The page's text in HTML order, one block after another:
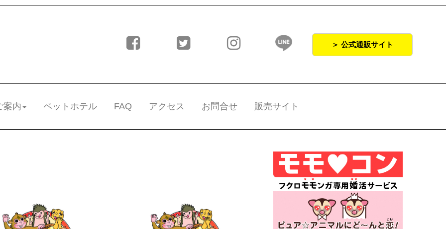
＞ 公式通販サイト
案内 ペットホテル FAQ アクセス お問合せ 販売サイト